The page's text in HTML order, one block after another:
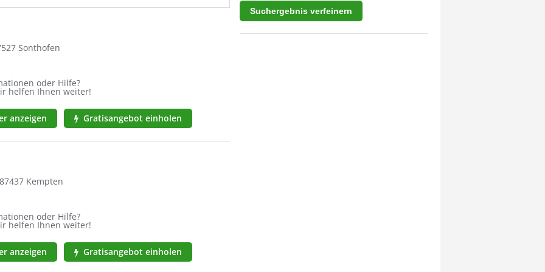
Sonthofen
oder Hilfe?
helfen Ihnen weiter!
anzeigen Gratisangebot einholen
Kempten
oder Hilfe?
helfen Ihnen weiter!
anzeigen Gratisangebot einholen